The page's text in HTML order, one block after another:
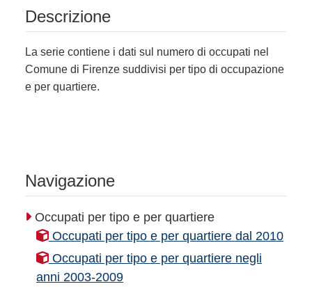
Descrizione
La serie contiene i dati sul numero di occupati nel
Comune di Firenze suddivisi per tipo di occupazione
e per quartiere.
Navigazione
Occupati per tipo e per quartiere
Occupati per tipo e per quartiere dal 2010
Occupati per tipo e per quartiere negli
anni 2003-2009